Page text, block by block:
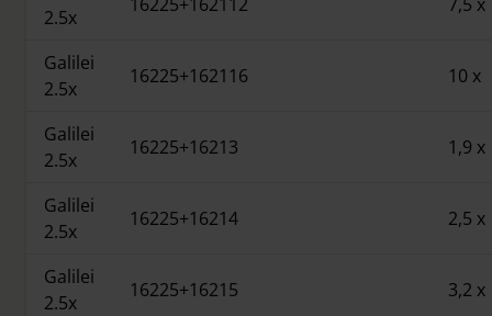
2.5x
Galilei
2.5x
16225+162116 10 x
Galilei
2.5x
16225+16213 1,9 x
Galilei
2.5x
16225+16214 2,5 x
Galilei
2.5x
16225+16215 3,2 x